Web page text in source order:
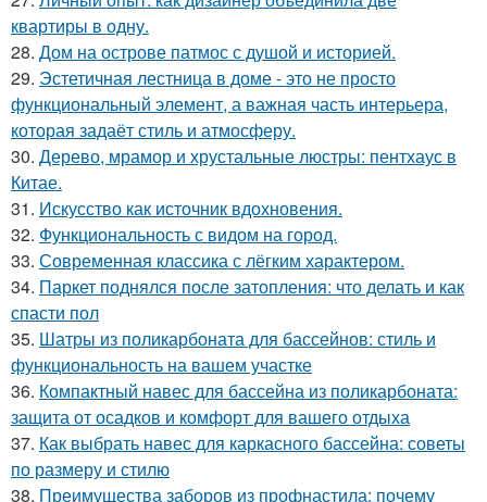
квартиры в одну.
28. Дом на острове патмос с душой и историей.
29. Эстетичная лестница в доме - это не просто
функциональный элемент, а важная часть интерьера,
которая задаёт стиль и атмосферу.
30. Дерево, мрамор и хрустальные люстры: пентхаус в
Китае.
31. Искусство как источник вдохновения.
32. Функциональность с видом на город.
33. Современная классика с лёгким характером.
34. Паркет поднялся после затопления: что делать и как
спасти пол
35. Шатры из поликарбоната для бассейнов: стиль и
функциональность на вашем участке
36. Компактный навес для бассейна из поликарбоната:
защита от осадков и комфорт для вашего отдыха
37. Как выбрать навес для каркасного бассейна: советы
по размеру и стилю
38. Преимущества заборов из профнастила: почему